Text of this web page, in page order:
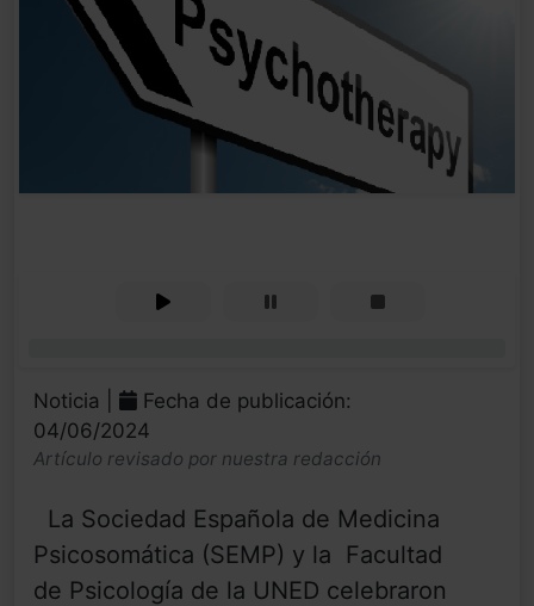
Noticia |
Fecha de publicación:
04/06/2024
Artículo revisado por nuestra redacción
La Sociedad Española de Medicina
Psicosomática (SEMP) y la Facultad
de Psicología de la UNED celebraron